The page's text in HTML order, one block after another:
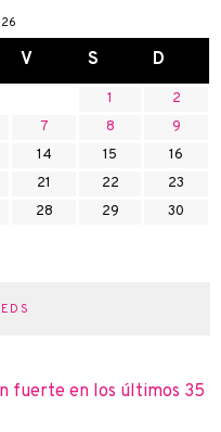
V S D
1
2
7 8
9
14 15
16
21 22
23
28 29
30
fuerte en los últimos 35